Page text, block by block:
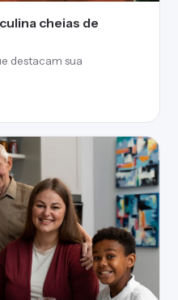
cheias de
destacam sua